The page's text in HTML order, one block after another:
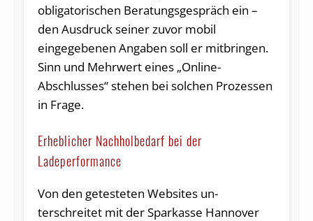
obligatorischen Beratungsgespräch ein –
den Ausdruck seiner zuvor mobil
eingegebenen Angaben soll er mitbringen.
Sinn und Mehrwert eines „Online-
Abschlusses“ stehen bei solchen Prozessen
in Frage.
Erheblicher Nachholbedarf bei der
Ladeperformance
Von den ge­teste­ten Webs­i­tes un­
terschreitet mit der Sparkasse Hannover